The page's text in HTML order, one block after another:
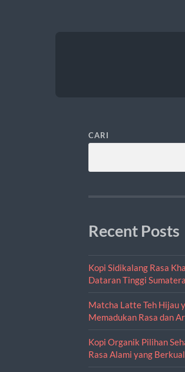
CARI
Recent Posts
Kopi Sidikalang Rasa
Dataran Tinggi
Matcha Latte Teh Hijau
Memadukan Rasa dan
Kopi Organik Pilihan
Rasa Alami yang